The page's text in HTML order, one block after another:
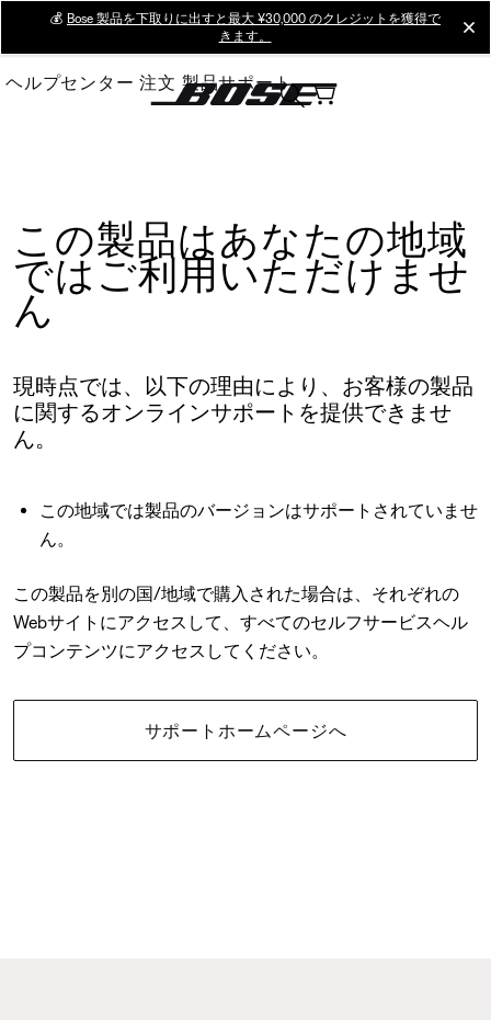
Main
💰 Bose 製品を下取りに出すと最大 ¥30,000 のクレジットを獲得で
きます。
ヘルプセンター 注文 製品サポート
この製品はあなたの地域
ではご利用いただけませ
ん
現時点では、以下の理由により、お客様の製品
に関するオンラインサポートを提供できませ
ん。
この地域では製品のバージョンはサポートされていませ
ん。
この製品を別の国/地域で購入された場合は、それぞれの
Webサイトにアクセスして、すべてのセルフサービスヘル
プコンテンツにアクセスしてください。
サポートホームページへ